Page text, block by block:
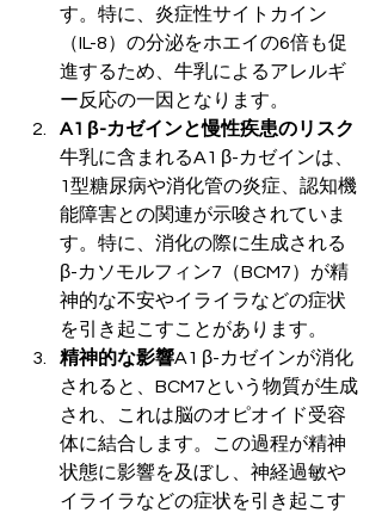
す。特に、炎症性サイトカイン
（IL-8）の分泌をホエイの6倍も促
進するため、牛乳によるアレルギ
ー反応の一因となります。
A1 β-カゼインと慢性疾患のリスク
牛乳に含まれるA1 β-カゼインは、
1型糖尿病や消化管の炎症、認知機
能障害との関連が示唆されていま
す。特に、消化の際に生成される
β-カソモルフィン7（BCM7）が精
神的な不安やイライラなどの症状
を引き起こすことがあります。
精神的な影響A1 β-カゼインが消化
されると、BCM7という物質が生成
され、これは脳のオピオイド受容
体に結合します。この過程が精神
状態に影響を及ぼし、神経過敏や
イライラなどの症状を引き起こす